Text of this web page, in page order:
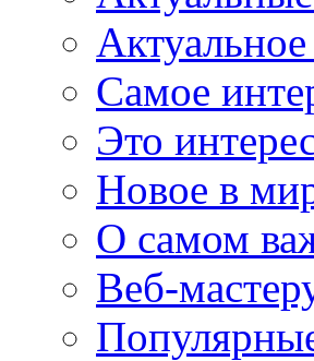
Самое
Это
Новое в
О самом
Веб-